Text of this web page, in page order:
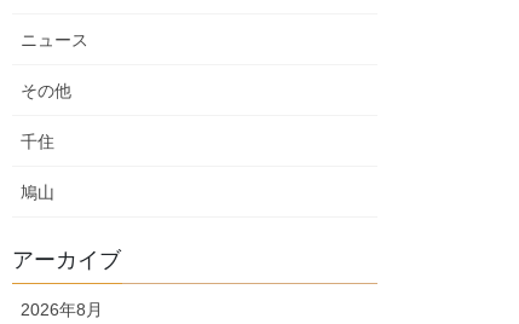
ニュース
その他
千住
鳩山
アーカイブ
2026年8月